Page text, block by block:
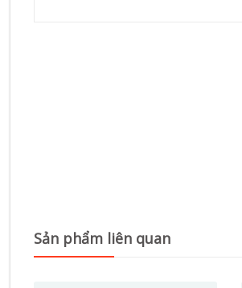
Sản phẩm liên quan